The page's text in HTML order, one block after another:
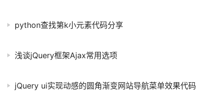
python查找第k小元素代码分享
浅谈jQuery框架Ajax常用选项
jQuery ui实现动感的圆角渐变网站导航菜单效果代码